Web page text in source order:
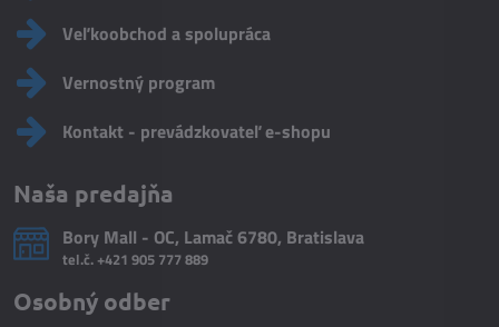
Veľkoobchod a spolupráca
Vernostný program
Kontakt - prevádzkovateľ e-shopu
Naša predajňa
Bory Mall - OC, Lamač 6780, Bratislava
tel.č.+421 905 777 889
Osobný odber